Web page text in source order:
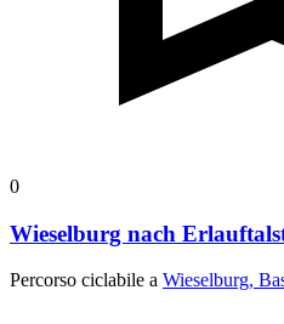
0
Wieselburg nach
Percorso ciclabile a Wieselburg,